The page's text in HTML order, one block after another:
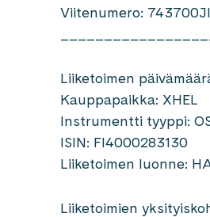
Viitenumero:
Liiketoimen
Kauppapaikka: XHEL
Instrumentti tyyppi:
ISIN: FI4000283130
Liiketoimen luonne:
Liiketoimien